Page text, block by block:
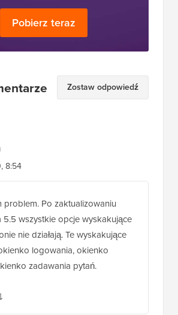
Pobierz teraz
Zostaw odpowiedź
8:54
problem. Po zaktualizowaniu
5.5 wszystkie opcje wyskakujące
nie działają. Te wyskakujące
logowania, okienko
zadawania pytań.